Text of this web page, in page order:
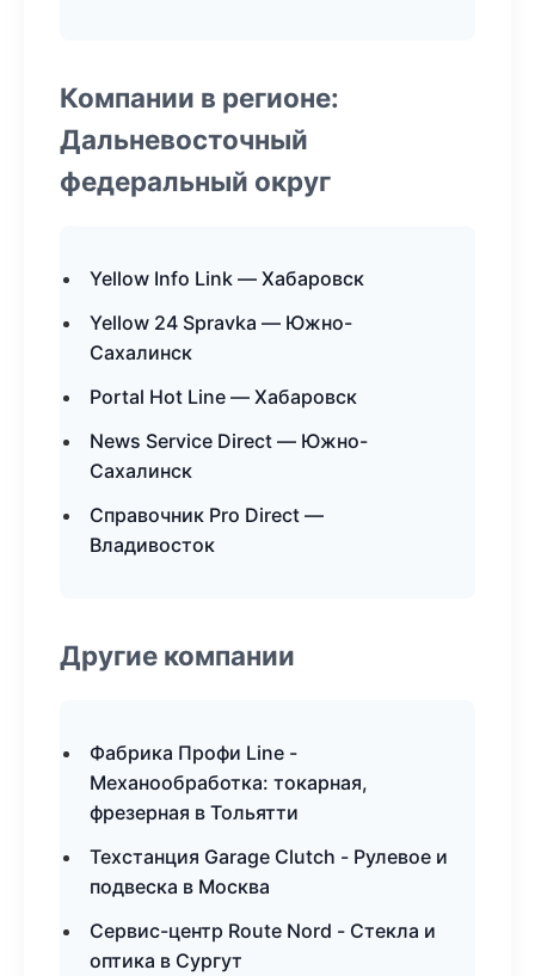
Компании в регионе:
Дальневосточный
федеральный округ
Yellow Info Link — Хабаровск
Yellow 24 Spravka — Южно-
Сахалинск
Portal Hot Line — Хабаровск
News Service Direct — Южно-
Сахалинск
Справочник Pro Direct —
Владивосток
Другие компании
Фабрика Профи Line -
Механообработка: токарная,
фрезерная в Тольятти
Техстанция Garage Clutch - Рулевое и
подвеска в Москва
Сервис-центр Route Nord - Стекла и
оптика в Сургут